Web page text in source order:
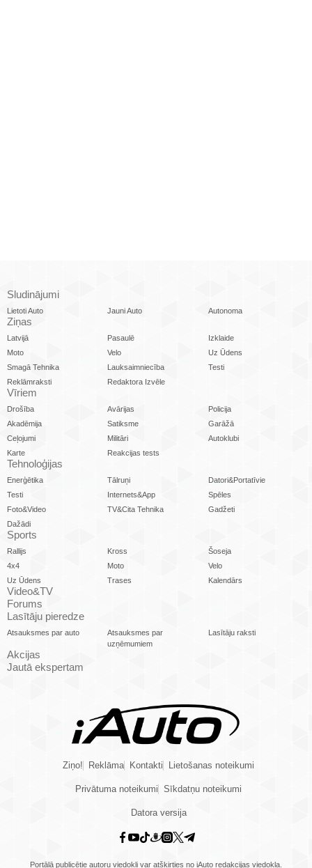
Sludinājumi
Lietoti Auto Jauni Auto Autonoma
Ziņas
Latvijā Pasaulē
Izklaide
Moto
Velo
Uz Ūdens
Smagā Tehnika
Lauksaimniecība
Testi
Reklāmraksti
Redaktora Izvēle
Vīriem
Drošība Avārijas
Policija
Akadēmija
Satiksme
Garāžā
Ceļojumi
Militāri
Autoklubi
Karte
Reakcijas tests
Tehnoloģijas
Enerģētika Tālruņi
Datori&Portatīvie
Testi
Internets&App
Spēles
Foto&Video
TV&Cita Tehnika
Gadžeti
Dažādi
Sports
Rallijs Kross
Šoseja
4x4
Moto
Velo
Uz Ūdens
Trases Kalendārs
Video&TV
Forums
Lasītāju pieredze
Atsauksmes par auto
Atsauksmes par
uzņēmumiem
Lasītāju raksti
Akcijas
Jautā ekspertam
Ziņo! Reklāma Kontakti Lietošanas noteikumi
Privātuma noteikumi Sīkdatņu noteikumi
Datora versija
Portālā publicētie autoru viedokļi var atšķirties no iAuto redakcijas viedokļa.